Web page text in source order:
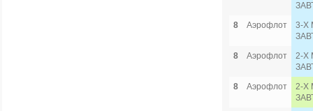
8
Аэрофлот
3-Х
8
Аэрофлот
2-Х
8
Аэрофлот
2-Х